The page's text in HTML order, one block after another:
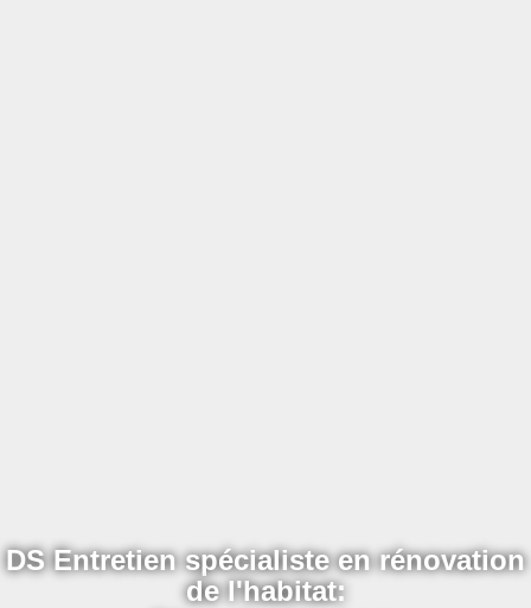
DS Entretien spécialiste en rénovation
de l'habitat: